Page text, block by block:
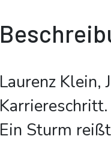
Laurenz Klein,
Karriereschritt.
Ein Sturm